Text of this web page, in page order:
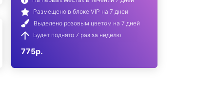
Размещено в блоке VIP на 7 дней
Выделено розовым цветом на 7 дней
Будет поднято 7 раз за неделю
775р.